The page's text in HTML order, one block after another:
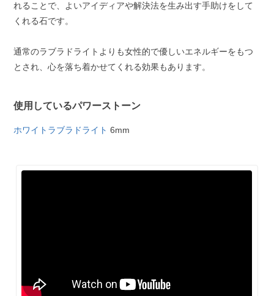
れることで、よいアイディアや解決法を生み出す手助けをして
くれる石です。
通常のラブラドライトよりも女性的で優しいエネルギーをもつ
とされ、心を落ち着かせてくれる効果もあります。
使用しているパワーストーン
ホワイトラブラドライト 6mm